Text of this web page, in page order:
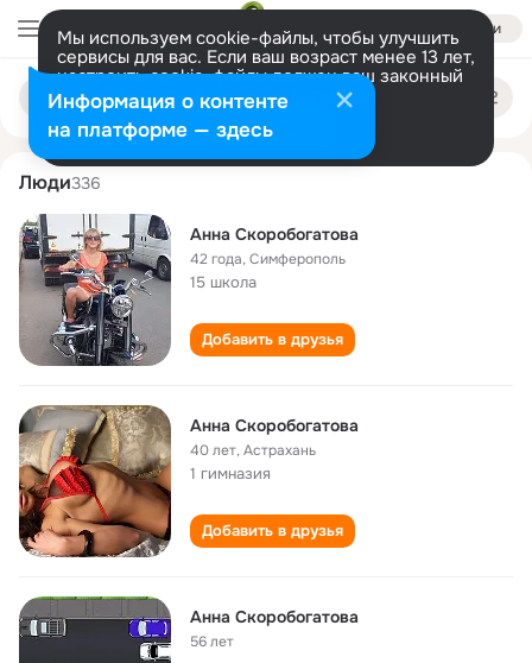
Войти
Мы используем cookie-файлы, чтобы улучшить
сервисы для вас. Если ваш возраст менее 13 лет,
настроить cookie-файлы должен ваш законный
представитель. Больше информации
Разрешить все Настроить
Поиск
людям
anna skorobogatova
Люди336
Анна Скоробогатова
42 года,Симферополь
15 школа
Добавить в друзья
Анна Скоробогатова
40 лет,Астрахань
1 гимназия
Добавить в друзья
Анна Скоробогатова
56 лет
Информация о контенте
на платформе — здесь